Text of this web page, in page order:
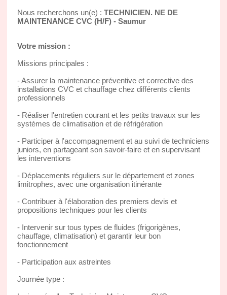
Nous recherchons un(e) : TECHNICIEN. NE DE
MAINTENANCE CVC (H/F) - Saumur
Votre mission :
Missions principales :
- Assurer la maintenance préventive et corrective des
installations CVC et chauffage chez différents clients
professionnels
- Réaliser l'entretien courant et les petits travaux sur les
systèmes de climatisation et de réfrigération
- Participer à l'accompagnement et au suivi de techniciens
juniors, en partageant son savoir-faire et en supervisant
les interventions
- Déplacements réguliers sur le département et zones
limitrophes, avec une organisation itinérante
- Contribuer à l'élaboration des premiers devis et
propositions techniques pour les clients
- Intervenir sur tous types de fluides (frigorigènes,
chauffage, climatisation) et garantir leur bon
fonctionnement
- Participation aux astreintes
Journée type :